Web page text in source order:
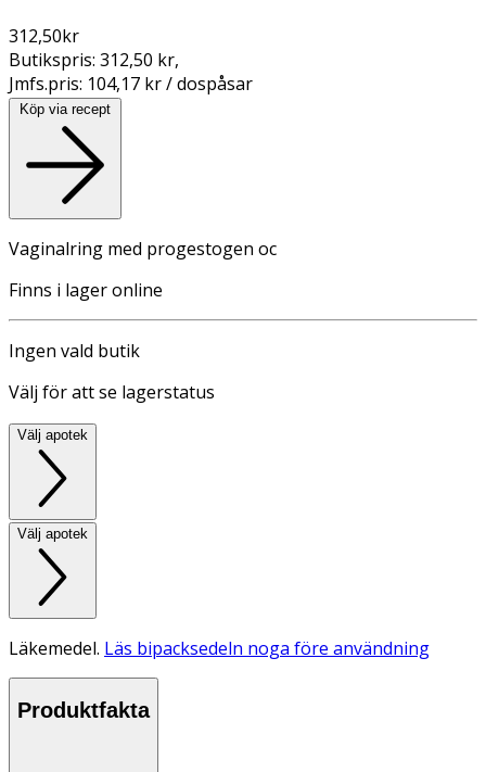
312,50kr
Butikspris: 312,50 kr,
Jmfs.pris: 104,17 kr / dospåsar
Köp via recept
Vaginalring med progestogen oc
Finns i lager online
Ingen vald butik
Välj för att se lagerstatus
Välj apotek
Välj apotek
Läkemedel. Läs bipacksedeln noga före användning
Produktfakta